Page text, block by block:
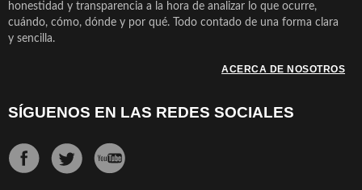
honestidad y transparencia a la hora de analizar lo que ocurre,
cuándo, cómo, dónde y por qué. Todo contado de una forma clara
y sencilla.
ACERCA DE NOSOTROS
SÍGUENOS EN LAS REDES SOCIALES